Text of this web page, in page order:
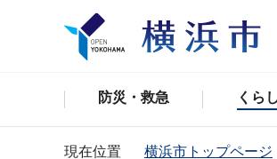
防災・救急 くら
現在位置 横浜市トップページ